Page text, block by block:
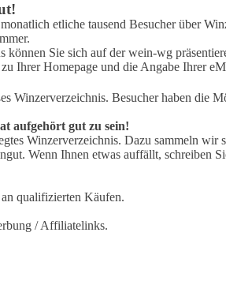
etliche tausend Besucher über
können Sie sich auf der wein-wg
Ihrer Homepage und die Angabe Ihrer
Winzerverzeichnis. Besucher haben die
aufgehört gut zu sein!
Winzerverzeichnis. Dazu sammeln
Wenn Ihnen etwas auffällt, schreiben
qualifizierten Käufen.
/ Affiliatelinks.